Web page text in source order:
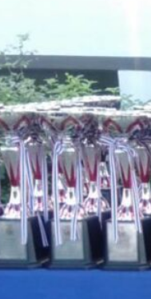
บริหารงานบุคคล
ริหารงานทั่วไป
านศึกษา
ำ
นการเรียนเทคโนโลยีแล
รรม
ะคลังข้อมูล
ลการเรียน
ารสอนทางไกล